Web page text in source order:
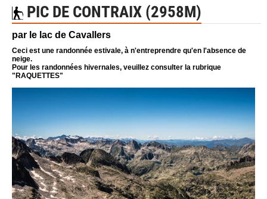
PIC DE CONTRAIX (2958M)
par le lac de Cavallers
Ceci est une randonnée estivale, à n'entreprendre qu'en l'absence de
neige.
Pour les randonnées hivernales, veuillez consulter la rubrique
"RAQUETTES"